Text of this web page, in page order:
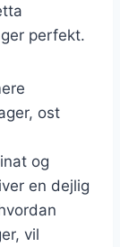
perfekt.
ost
og
en dejlig
vil